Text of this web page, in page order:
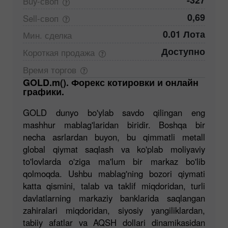
Sell-своп 0,69
Мин. сделка 0.01 Лота
Короткая продажа Доступно
Время торгов
GOLD.m(). Форекс котировки и онлайн
графики.
GOLD dunyo bo'ylab savdo qilingan eng
mashhur mablag'laridan biridir. Boshqa bir
necha asrlardan buyon, bu qimmatli metall
global qiymat saqlash va ko'plab moliyaviy
to'lovlarda o'ziga ma'lum bir markaz bo'lib
qolmoqda. Ushbu mablag'ning bozori qiymati
katta qismini, talab va taklif miqdoridan, turli
davlatlarning markaziy banklarida saqlangan
zahiralari miqdoridan, siyosiy yangiliklardan,
tabiiy afatlar va AQSH dollari dinamikasidan